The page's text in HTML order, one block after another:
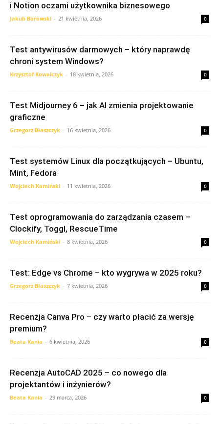
i Notion oczami użytkownika biznesowego
Jakub Borowski - 21 kwietnia, 2026 0
Test antywirusów darmowych – który naprawdę
chroni system Windows?
Krzysztof Kowalczyk - 18 kwietnia, 2026 0
Test Midjourney 6 – jak AI zmienia projektowanie
graficzne
Grzegorz Błaszczyk - 16 kwietnia, 2026 0
Test systemów Linux dla początkujących – Ubuntu,
Mint, Fedora
Wojciech Kamiński - 11 kwietnia, 2026 0
Test oprogramowania do zarządzania czasem –
Clockify, Toggl, RescueTime
Wojciech Kamiński - 8 kwietnia, 2026 0
Test: Edge vs Chrome – kto wygrywa w 2025 roku?
Grzegorz Błaszczyk - 7 kwietnia, 2026 0
Recenzja Canva Pro – czy warto płacić za wersję
premium?
Beata Kania - 6 kwietnia, 2026 0
Recenzja AutoCAD 2025 – co nowego dla
projektantów i inżynierów?
Beata Kania - 29 marca, 2026 0